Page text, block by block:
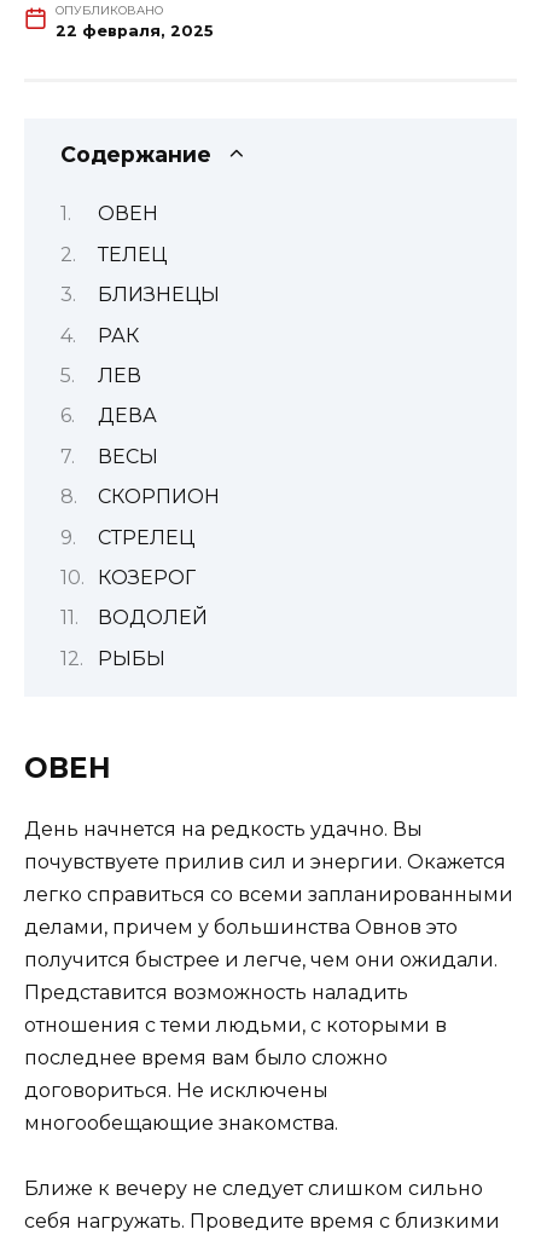
ОПУБЛИКОВАНО
22 февраля, 2025
Содержание
ОВЕН
ТЕЛЕЦ
БЛИЗНЕЦЫ
РАК
ЛЕВ
ДЕВА
ВЕСЫ
СКОРПИОН
СТРЕЛЕЦ
КОЗЕРОГ
ВОДОЛЕЙ
РЫБЫ
ОВЕН
День начнется на редкость удачно. Вы
почувствуете прилив сил и энергии. Окажется
легко справиться со всеми запланированными
делами, причем у большинства Овнов это
получится быстрее и легче, чем они ожидали.
Представится возможность наладить
отношения с теми людьми, с которыми в
последнее время вам было сложно
договориться. Не исключены
многообещающие знакомства.
Ближе к вечеру не следует слишком сильно
себя нагружать. Проведите время с близкими